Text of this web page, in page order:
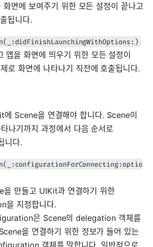
화면에 보여주기 위한 모든 설정이 끝나고
됩니다.
앱을 화면에 띄우기 위한 모든 설정이
로 화면에 나타나기 직전에 호출됩니다.
에 Scene을 연결해야 합니다. Scene이
나기까지 과정에서 다음 순서로
니다.
을 만들고 UIKit과 연결하기 위한
지정합니다.
은 Scene의 delegation 객체를
을 연결하기 위한 정보가 들어 있는
객체를 말합니다. 일반적으로